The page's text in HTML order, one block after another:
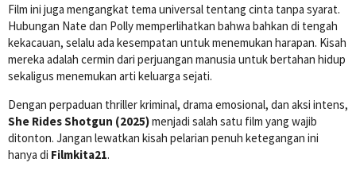
Film ini juga mengangkat tema universal tentang cinta tanpa syarat.
Hubungan Nate dan Polly memperlihatkan bahwa bahkan di tengah
kekacauan, selalu ada kesempatan untuk menemukan harapan. Kisah
mereka adalah cermin dari perjuangan manusia untuk bertahan hidup
sekaligus menemukan arti keluarga sejati.
Dengan perpaduan thriller kriminal, drama emosional, dan aksi intens,
She Rides Shotgun (2025)menjadi salah satu film yang wajib
ditonton. Jangan lewatkan kisah pelarian penuh ketegangan ini
hanya di Filmkita21.